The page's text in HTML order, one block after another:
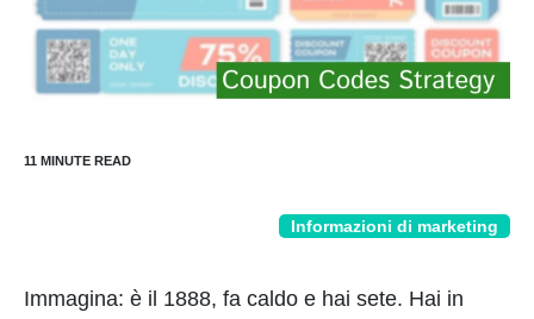
Informazioni di marketing
Immagina: è il 1888, fa caldo e hai sete. Hai in